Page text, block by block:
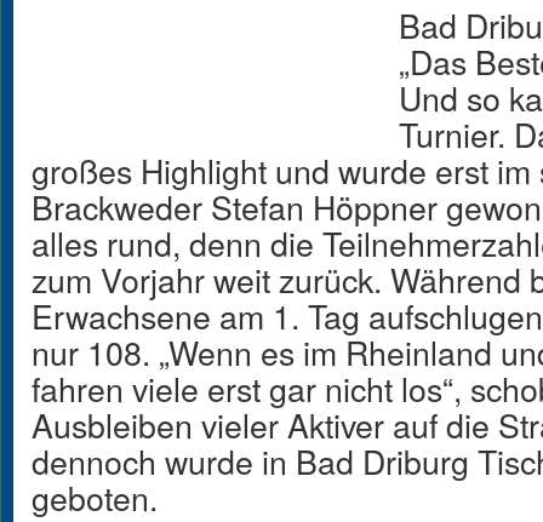
Bad
„Das
Und so
Turnier.
großes Highlight und wurde erst
Brackweder Stefan Höppner
alles rund, denn die
zum Vorjahr weit zurück. Während
Erwachsene am 1. Tag
nur 108. „Wenn es im Rheinland
fahren viele erst gar nicht los“,
Ausbleiben vieler Aktiver auf die
dennoch wurde in Bad Driburg
geboten.